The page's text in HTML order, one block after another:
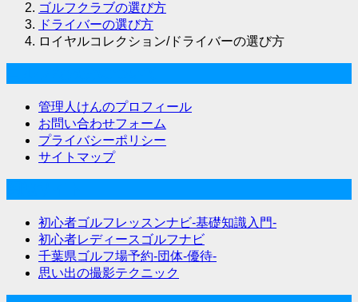
ゴルフクラブの選び方
ドライバーの選び方
ロイヤルコレクション/ドライバーの選び方
管理人けんのプロフィール
お問い合わせフォーム
プライバシーポリシー
サイトマップ
初心者ゴルフレッスンナビ-基礎知識入門-
初心者レディースゴルフナビ
千葉県ゴルフ場予約-団体-優待-
思い出の撮影テクニック